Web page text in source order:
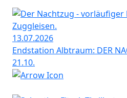
13.07.2026
Endstation Albtraum: DER
21.10.